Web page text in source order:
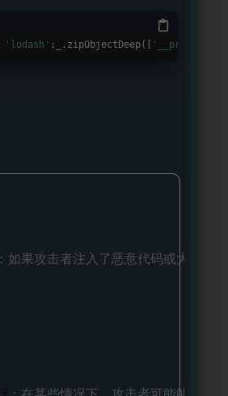
'lodash' ;_.zipObjectDeep([ '__proto__.z'
：如果攻击者注入了恶意代码或大量数